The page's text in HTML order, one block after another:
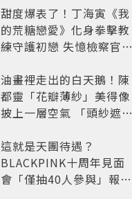
甜度爆表了！丁海寅《我
的荒糖戀愛》化身拳擊教
練守護初戀 失憶檢察官×
劇
油畫裡走出的白天鵝！陳
都靈「花瓣薄紗」美得像
披上一層空氣 「頭紗遮
太仙
這就是天團待遇？
BLACKPINK十周年見面
會「僅抽40人參與」報名